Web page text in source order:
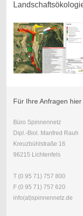
Für Ihre Anfragen
Büro Spinnennetz
Dipl.-Biol. Manfred Rauh
Kreuzbühlstraße 16
96215 Lichtenfels
T (0 95 71) 757 800
F (0 95 71) 757 620
info(at)spinnennetz.de